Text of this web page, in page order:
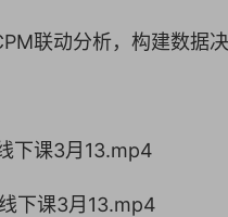
联动分析，构建数据
下课3月13.mp4
下课3月13.mp4